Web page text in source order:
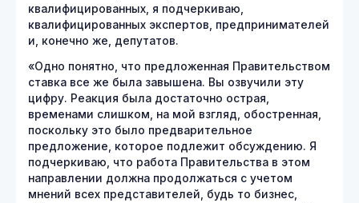
квалифицированных, я подчеркиваю,
квалифицированных экспертов, предпринимателей
и, конечно же, депутатов.
«Одно понятно, что предложенная Правительством
ставка все же была завышена. Вы озвучили эту
цифру. Реакция была достаточно острая,
временами слишком, на мой взгляд, обостренная,
поскольку это было предварительное
предложение, которое подлежит обсуждению. Я
подчеркиваю, что работа Правительства в этом
направлении должна продолжаться с учетом
мнений всех представителей, будь то бизнес,